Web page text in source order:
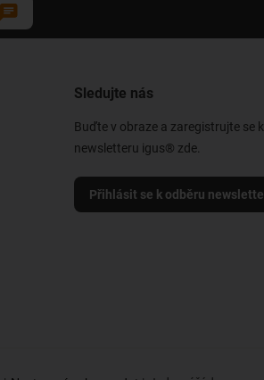
Sledujte nás
Buďte v obraze a zaregistrujte se
newsletteru igus® zde.
Přihlásit se k odběru